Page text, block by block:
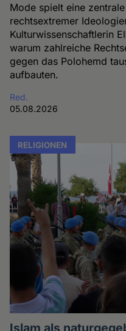
Mode spielt eine
rechtsextremer
Kulturwissenschaftlerin
warum zahlreiche
gegen das Polohemd
aufbauten.
Red.
05.08.2026
RELIGIONEN
Islam als